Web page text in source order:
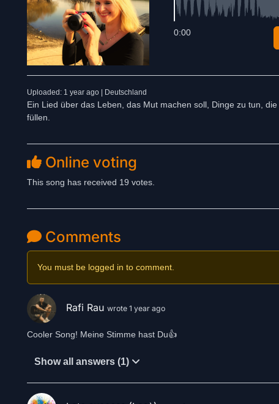
0:00
Uploaded: 1 year ago | Deutschland
Ein Lied über das Leben, das Mut machen soll, Dinge zu tun,
füllen.
Online voting
This song has received 19 votes.
Comments
You must be logged in to comment.
Rafi Rau wrote 1 year ago
Cooler Song! Meine Stimme hast Du👍
Show all answers (1)